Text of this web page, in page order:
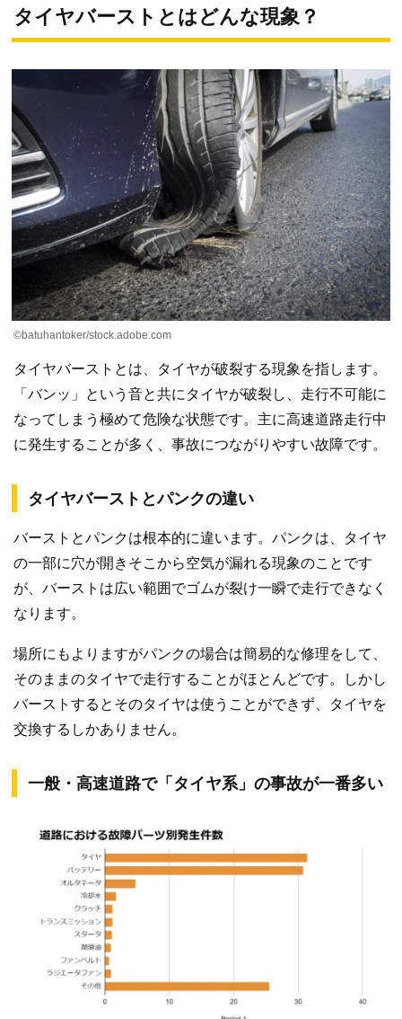
タイヤバーストとはどんな現象？
©batuhantoker/stock.adobe.com
タイヤバーストとは、タイヤが破裂する現象を指します。
「バンッ」という音と共にタイヤが破裂し、走行不可能に
なってしまう極めて危険な状態です。主に高速道路走行中
に発生することが多く、事故につながりやすい故障です。
タイヤバーストとパンクの違い
バーストとパンクは根本的に違います。パンクは、タイヤ
の一部に穴が開きそこから空気が漏れる現象のことです
が、バーストは広い範囲でゴムが裂け一瞬で走行できなく
なります。
場所にもよりますがパンクの場合は簡易的な修理をして、
そのままのタイヤで走行することがほとんどです。しかし
バーストするとそのタイヤは使うことができず、タイヤを
交換するしかありません。
一般・高速道路で「タイヤ系」の事故が一番多い